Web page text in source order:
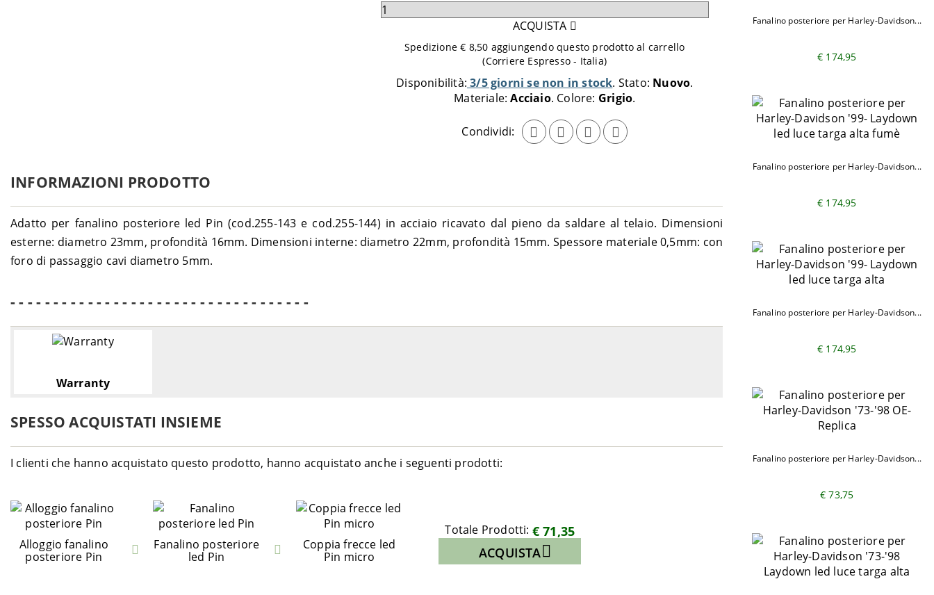
Disponibilità: 3/5 giorni se non in stock Stato: Nuovo
Materiale:Acciaio Colore: Grigio
Condividi:
Seleziona
aggiungere
carrello
ACQUISTA
Spedizione € 8,50 aggiungendo questo prodotto al carrello
(Corriere Espresso - Italia)
INFORMAZIONI PRODOTTO
Adatto per fanalino posteriore led Pin (cod.255-143 e cod.255-144) in acciaio ricavato dal pieno da saldare al telaio. Dimensioni
esterne: diametro 23mm, profondità 16mm. Dimensioni interne: diametro 22mm, profondità 15mm. Spessore materiale 0,5mm: con
foro di passaggio cavi diametro 5mm.
- - - - - - - - - - - - - - - - - - - - - - - - - - - - - - - - - - -
Warranty
SPESSO ACQUISTATI INSIEME
I clienti che hanno acquistato questo prodotto, hanno acquistato anche i seguenti prodotti:
Alloggio fanalino
posteriore Pin
Fanalino posteriore
led Pin
Coppia frecce led
Pin micro
Totale Prodotti: € 71,35
ACQUISTA
Fanalino posteriore per Harley-Davidson...
€ 174,95
Fanalino posteriore per Harley-Davidson...
€ 174,95
Fanalino posteriore per Harley-Davidson...
€ 174,95
Fanalino posteriore per Harley-Davidson...
€ 73,75